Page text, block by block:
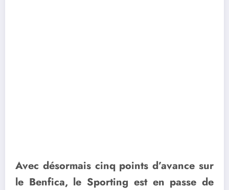
Avec désormais cinq points d’avance sur
le Benfica, le Sporting est en passe de